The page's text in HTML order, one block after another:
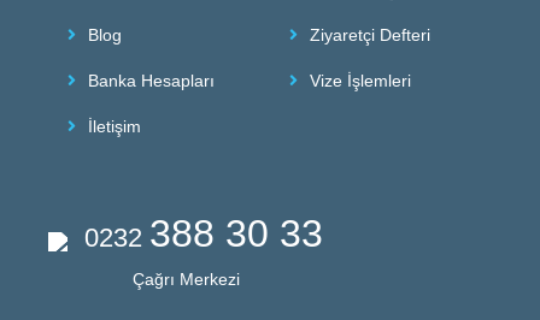
Blog
Banka Hesapları
İletişim
Ziyaretçi Defteri
Vize İşlemleri
0232 388 30 33
Çağrı Merkezi